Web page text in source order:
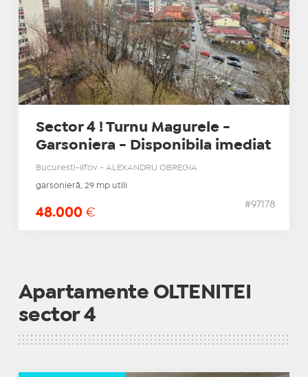
Sector 4 ! Turnu Magurele -
Garsoniera - Disponibila imediat
Bucuresti-Ilfov - ALEXANDRU OBREGIA
garsonieră, 29 mp utili
48.000 €
#97178
Apartamente OLTENITEI
sector 4